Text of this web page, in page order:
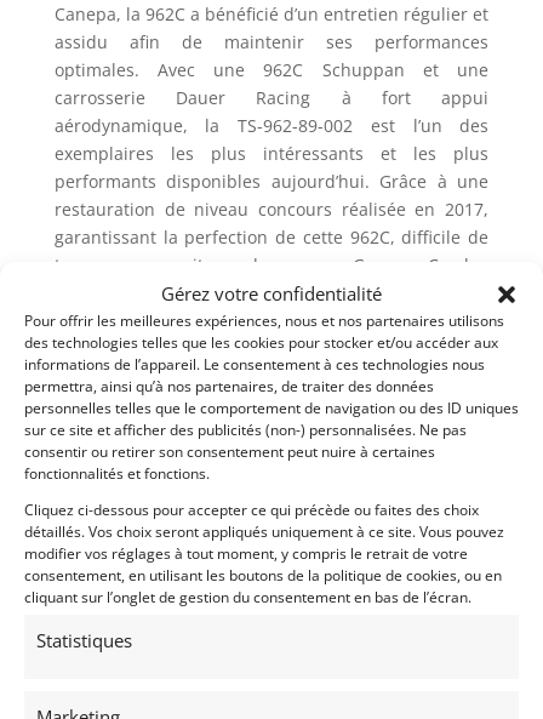
Gérez votre confidentialité
Pour offrir les meilleures expériences, nous et nos partenaires utilisons
des technologies telles que les cookies pour stocker et/ou accéder aux
informations de l’appareil. Le consentement à ces technologies nous
permettra, ainsi qu’à nos partenaires, de traiter des données
personnelles telles que le comportement de navigation ou des ID uniques
sur ce site et afficher des publicités (non-) personnalisées. Ne pas
consentir ou retirer son consentement peut nuire à certaines
fonctionnalités et fonctions.
Cliquez ci-dessous pour accepter ce qui précède ou faites des choix
détaillés. Vos choix seront appliqués uniquement à ce site. Vous pouvez
modifier vos réglages à tout moment, y compris le retrait de votre
consentement, en utilisant les boutons de la politique de cookies, ou en
cliquant sur l’onglet de gestion du consentement en bas de l’écran.
Statistiques
Canepa, la 962C a bénéficié d’un entretien régulier et
assidu afin de maintenir ses performances
optimales. Avec une 962C Schuppan et une
carrosserie Dauer Racing à fort appui
aérodynamique, la TS-962-89-002 est l’un des
exemplaires les plus intéressants et les plus
performants disponibles aujourd’hui. Grâce à une
restauration de niveau concours réalisée en 2017,
garantissant la perfection de cette 962C, difficile de
trouver une voiture de course Groupe C plus
performante et prête à affronter la piste. Limitée en
production, mais peu performante, cette Porsche
962C de 1989 est prête à accueillir son prochain
propriétaire pour établir de nouveaux records
personnels, et peut-être même des records du tour.
1989 Porsche 962 C Offered for sale
monocoques built by Vern Schuppan
Raced at the 24 Hours of Le Mans, Silverstone,
Japan’s 1,000km of Fuji and Autopolis
Bruce Canepa’s personal Porsche 962C – Top echelon
of Porsche 962C variants designed